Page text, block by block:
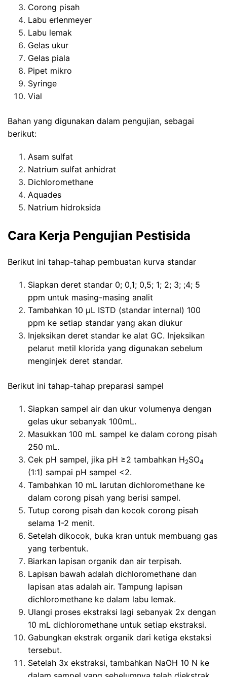
Corong pisah
Labu erlenmeyer
Labu lemak
Gelas ukur
Gelas piala
Pipet mikro
Syringe
Vial
Bahan yang digunakan dalam pengujian, sebagai
berikut:
Asam sulfat
Natrium sulfat anhidrat
Dichloromethane
Aquades
Natrium hidroksida
Cara Kerja Pengujian Pestisida
Berikut ini tahap-tahap pembuatan kurva standar
Siapkan deret standar 0; 0,1; 0,5; 1; 2; 3; ;4; 5
ppm untuk masing-masing analit
Tambahkan 10 μL ISTD (standar internal) 100
ppm ke setiap standar yang akan diukur
Injeksikan deret standar ke alat GC. Injeksikan
pelarut metil klorida yang digunakan sebelum
menginjek deret standar.
Berikut ini tahap-tahap preparasi sampel
Siapkan sampel air dan ukur volumenya dengan
gelas ukur sebanyak 100mL.
Masukkan 100 mL sampel ke dalam corong pisah
250 mL.
Cek pH sampel, jika pH ≥2 tambahkan H2SO4
(1:1) sampai pH sampel <2.
Tambahkan 10 mL larutan dichloromethane ke
dalam corong pisah yang berisi sampel.
Tutup corong pisah dan kocok corong pisah
selama 1-2 menit.
Setelah dikocok, buka kran untuk membuang gas
yang terbentuk.
Biarkan lapisan organik dan air terpisah.
Lapisan bawah adalah dichloromethane dan
lapisan atas adalah air. Tampung lapisan
dichloromethane ke dalam labu lemak.
Ulangi proses ekstraksi lagi sebanyak 2x dengan
10 mL dichloromethane untuk setiap ekstraksi.
Gabungkan ekstrak organik dari ketiga ekstaksi
tersebut.
Setelah 3x ekstraksi, tambahkan NaOH 10 N ke